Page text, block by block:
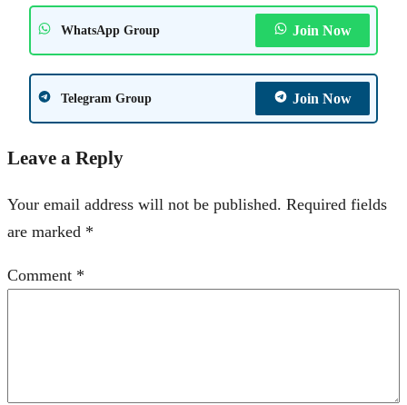
WhatsApp Group Join Now
Telegram Group Join Now
Leave a Reply
Your email address will not be published. Required fields
are marked *
Comment *